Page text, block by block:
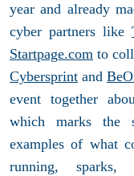
year and already
cyber partners like
Startpage.com to
Cybersprint and
event together
which marks the
examples of what
running, sparks,